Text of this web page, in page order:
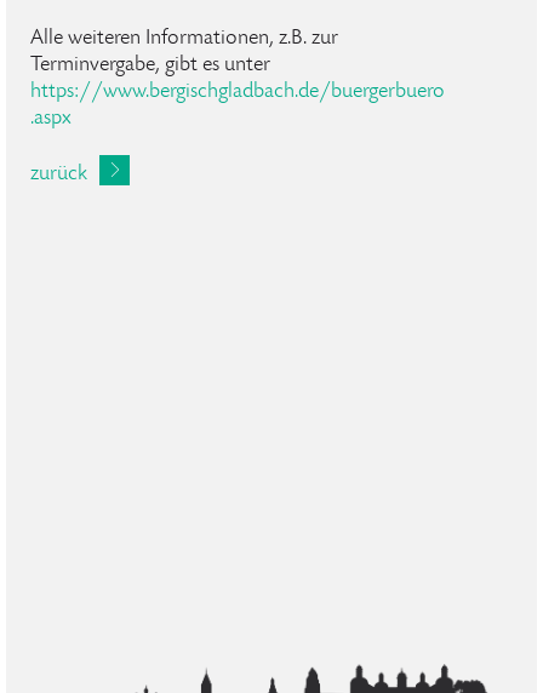
Alle weiteren Informationen, z.B. zur
Terminvergabe, gibt es unter
https://www.bergischgladbach.de/buergerbuero
.aspx
zurück